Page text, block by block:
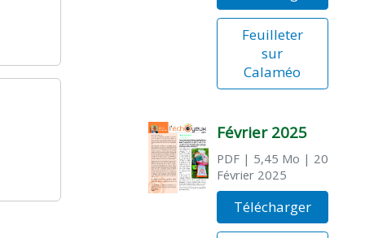
Feuilleter
sur
Calaméo
Février 2025
PDF| 5,45 Mo | 20
Février 2025
Télécharger